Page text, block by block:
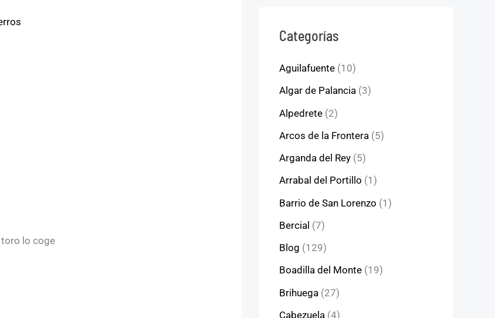
lo coge
Categorías
Aguilafuente (10)
Algar de Palancia (3)
Alpedrete (2)
Arcos de la Frontera (5)
Arganda del Rey (5)
Arrabal del Portillo (1)
Barrio de San Lorenzo (1)
Bercial (7)
Blog (129)
Boadilla del Monte (19)
Brihuega (27)
Cabezuela (4)